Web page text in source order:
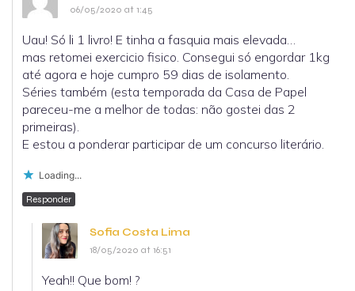
06/05/2020 at 1:45
Uau! Só li 1 livro! E tinha a fasquia mais elevada…
mas retomei exercicio fisico. Consegui só engordar 1kg
até agora e hoje cumpro 59 dias de isolamento.
Séries também (esta temporada da Casa de Papel
pareceu-me a melhor de todas: não gostei das 2
primeiras).
E estou a ponderar participar de um concurso literário.
Loading...
Responder
Sofia Costa Lima
18/05/2020 at 16:51
Yeah!! Que bom! ?